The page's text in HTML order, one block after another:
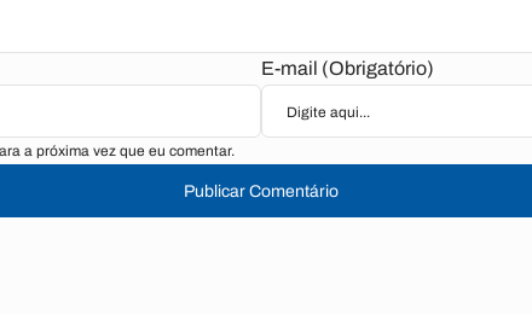
E-mail (Obrigatório)
a próxima vez que eu comentar.
Publicar Comentário